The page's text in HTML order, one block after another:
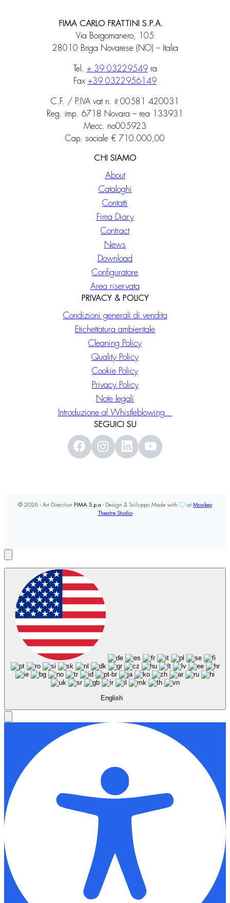
FIMA CARLO FRATTINI S.P.A.
Via Borgomanero, 105
28010 Briga Novarese (NO) – Italia
Tel. + 39 03229549ra
Fax +39 0322956149
C.F. / P.IVA vat n. it 00581 420031
Reg. imp. 6718 Novara – rea 133931
Mecc. no005923
Cap. sociale € 710.000,00
CHI SIAMO
About
Cataloghi
Contatti
Fima Diary
Contract
News
Download
Configuratore
Area riservata
PRIVACY & POLICY
Condizioni generali di vendita
Etichettatura ambientale
Cleaning Policy
Quality Policy
Cookie Policy
Privacy Policy
Note legali
Introduzione al Whistleblowing
SEGUICI SU
© 2026 - Art Direction FIMA S.p.a - Design & Sviluppo Made with at Monkey
Theatre Studio
English